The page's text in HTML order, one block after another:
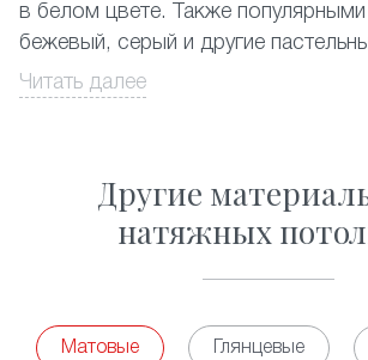
в белом цвете. Также
бежевый, серый и другие
Их устанавливают
часто его используют в нежилых
Традиционный натяжной потолок
подходит для монтажа в комнатах
влажностью. Вы можете смело
смогут стать украшением
Читать далее
Другие
натяжных
Матовые Глянцевые